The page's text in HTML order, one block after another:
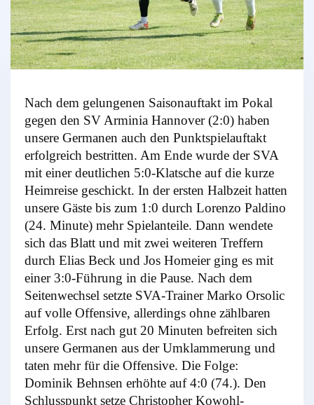
Nach dem gelungenen Saisonauftakt im Pokal
gegen den SV Arminia Hannover (2:0) haben
unsere Germanen auch den Punktspielauftakt
erfolgreich bestritten. Am Ende wurde der SVA
mit einer deutlichen 5:0-Klatsche auf die kurze
Heimreise geschickt. In der ersten Halbzeit hatten
unsere Gäste bis zum 1:0 durch Lorenzo Paldino
(24. Minute) mehr Spielanteile. Dann wendete
sich das Blatt und mit zwei weiteren Treffern
durch Elias Beck und Jos Homeier ging es mit
einer 3:0-Führung in die Pause. Nach dem
Seitenwechsel setzte SVA-Trainer Marko Orsolic
auf volle Offensive, allerdings ohne zählbaren
Erfolg. Erst nach gut 20 Minuten befreiten sich
unsere Germanen aus der Umklammerung und
taten mehr für die Offensive. Die Folge:
Dominik Behnsen erhöhte auf 4:0 (74.). Den
Schlusspunkt setze Christopher Kowohl-